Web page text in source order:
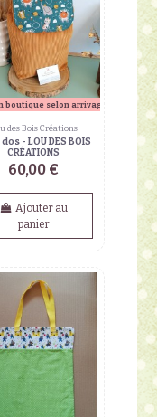
boutique selon arrivage!
des Bois Créations
dos - LOU DES BOIS
CRÉATIONS
60,00 €
Ajouter au
panier